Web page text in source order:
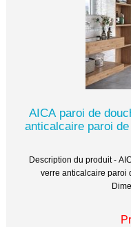
AICA paroi de
anticalcaire paroi
Description du produit -
verre anticalcaire paroi